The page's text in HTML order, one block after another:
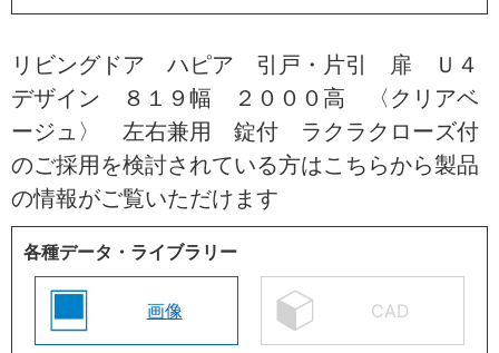
リビングドア ハピア 引戸・片引 扉 Ｕ４
デザイン ８１９幅 ２０００高 〈クリアベ
ージュ〉 左右兼用 錠付 ラクラクローズ付
のご採用を検討されている方はこちらから製品
の情報がご覧いただけます
各種データ・ライブラリー
画像 CAD